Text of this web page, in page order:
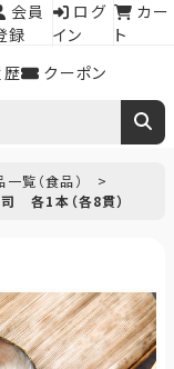
クーポン
会員
録
ログ
イン
カー
ト
一覧（食品）
司 各1本（各8貫）